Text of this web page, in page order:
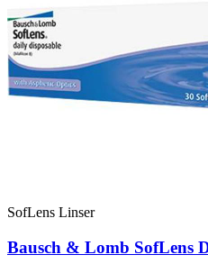
SofLens Linser
Bausch & Lomb SofLens